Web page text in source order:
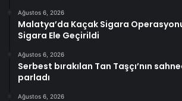
Ağustos 6, 2026
Malatya’da Kaçak Sigara
Sigara Ele Geçirildi
Ağustos 6, 2026
Serbest bırakılan Tan Taşçı’nın
parladı
Ağustos 6, 2026